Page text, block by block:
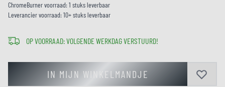
ChromeBurner voorraad: 1 stuks leverbaar
Leverancier voorraad: 10+ stuks leverbaar
OP VOORRAAD: VOLGENDE WERKDAG VERSTUURD!
IN MIJN WINKELMANDJE